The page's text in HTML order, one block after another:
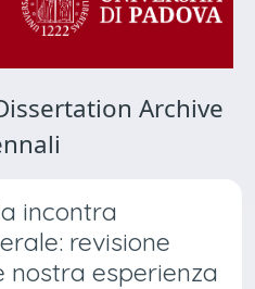
Archive
incontra
revisione
esperienza